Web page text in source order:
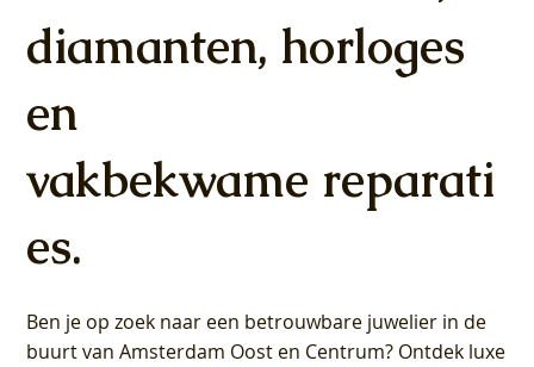
Prijs
€ 649,00
Lab grown Diamant
Prijs
€ 749,00
Diamant
(14k) met Lab grown
Diamant
Prijs
€ 649,00
Lab grown Diamant
Prijs
€ 449,00
Prijs
€ 599,00
Lab grown Diamant
Prijs
€ 899,00
Prijs
€ 649,00
Lab grown Diamant
Prijs
€ 699,00
Prijs
€ 849,00
Lab grown Diamant
Prijs
€ 1.049,00
Prijs
€ 549,00
Lab grown Diamant
Prijs
€ 799,00
diamanten, horloges
en
vakbekwame reparati
es.
Ben je op zoek naar een betrouwbare juwelier in de
buurt van Amsterdam Oost en Centrum? Ontdek luxe